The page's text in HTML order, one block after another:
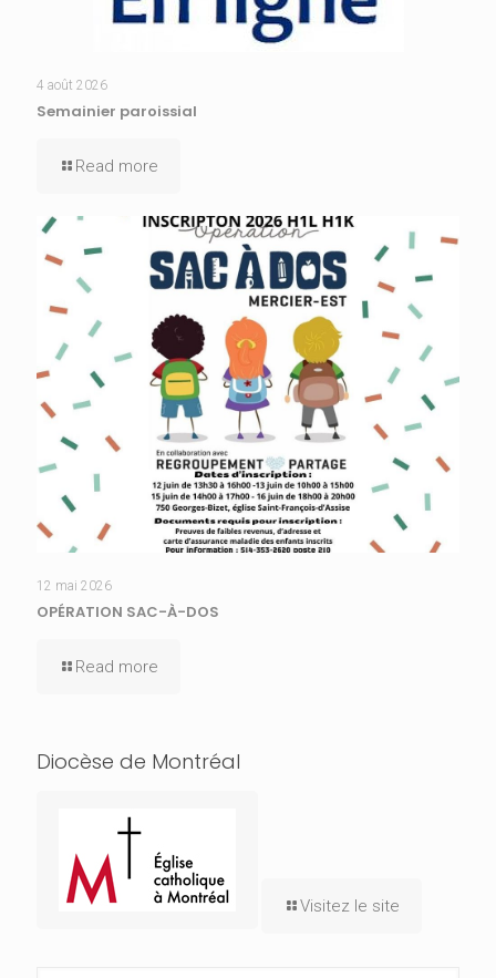
4 août 2026
Semainier paroissial
Read more
12 mai 2026
OPÉRATION SAC-À-DOS
Read more
Diocèse de Montréal
Visitez le site